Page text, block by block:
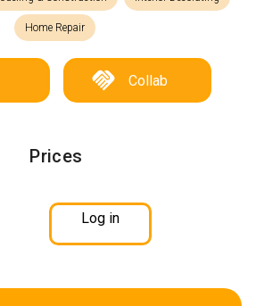
Home Repair
Collab
Prices
Log in